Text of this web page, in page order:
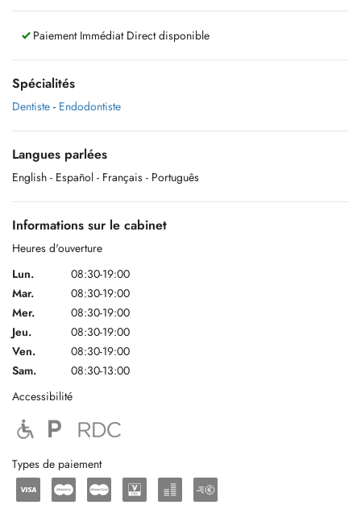
Paiement Immédiat Direct disponible
Spécialités
Dentiste - Endodontiste
Langues parlées
English - Español - Français - Português
Informations sur le cabinet
Heures d'ouverture
Lun.
08:30-19:00
Mar.
08:30-19:00
Mer.
08:30-19:00
Jeu.
08:30-19:00
Ven.
08:30-19:00
Sam.
08:30-13:00
Accessibilité
Types de paiement